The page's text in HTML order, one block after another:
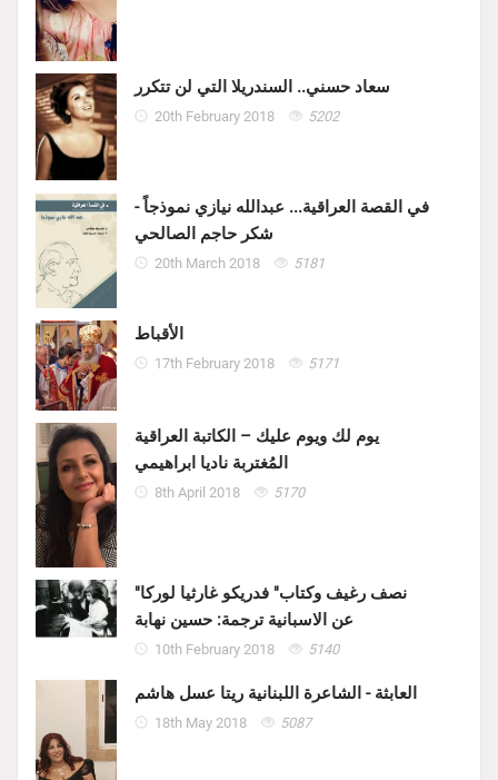
سعاد حسني.. السندريلا التي لن تتكرر
20th February 2018 5202
في القصة العراقية... عبدالله نيازي نموذجاً -
شكر حاجم الصالحي
20th March 2018 5181
الأقباط
17th February 2018 5171
يوم لك ويوم عليك – الكاتبة العراقية
المُغتربة ناديا ابراهيمي
8th April 2018 5170
"نصف رغيف وكتاب" فدريكو غارثيا لوركا
عن الاسبانية ترجمة: حسين نهابة
10th February 2018 5140
العابثة - الشاعرة اللبنانية ريتا عسل هاشم
18th May 2018 5087